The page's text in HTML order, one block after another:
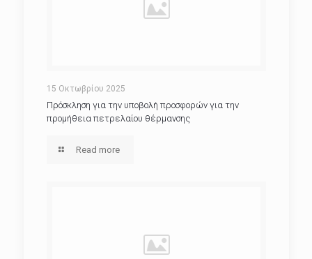
15 Οκτωβρίου 2025
Πρόσκληση για την υποβολή προσφορών για την
προμήθεια πετρελαίου θέρμανσης
Read more